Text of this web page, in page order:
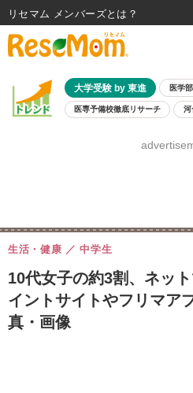
大学受験 by 東進 医学部
医専予備校徹底リサーチ 河
8月開催学校説明会
10代女子の約3割、ネッ
イントサイトやフリマア
真・画像
生活・健康 中学生
リセマム メンバーズ